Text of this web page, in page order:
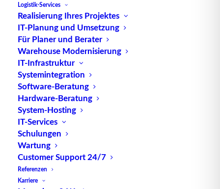
Logistik-Services
Realisierung Ihres Projektes
IT-Planung und Umsetzung
Für Planer und Berater
Warehouse Modernisierung
IT-Infrastruktur
Systemintegration
Software-Beratung
Hardware-Beratung
System-Hosting
IT-Services
Schulungen
Wartung
Customer Support 24/7
Referenzen
Karriere
Die kombinierbare Lagerverwaltungs-Software von
TUP, liefert dank ihrer Flexibilität immer die
effektivste Lösung und ist zudem in hohem Maße
wiederverwendbar.
Kontakt
TUP GmbH & Co. KG
Fraunhoferstraße 1
D 76297 Stutensee
what3words ///ersehnt.beruf.hell